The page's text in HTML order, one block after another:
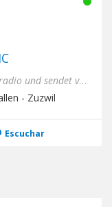
Radio Varmusic ist ein privates Internetradio und sendet vornehmlich Musik von Schweizer Künstlerinnen und K&...
- Zuzwil
Escuchar